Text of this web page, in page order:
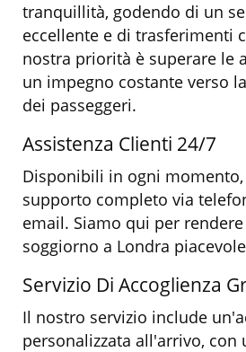
tranquillità, godendo di un
eccellente e di trasferimenti
nostra priorità è superare le
un impegno costante verso
dei passeggeri.
Assistenza Clienti 24/7
Disponibili in ogni
supporto completo via
email. Siamo qui per
soggiorno a Londra
Servizio Di Accoglienza
Il nostro servizio include
personalizzata all'arrivo, con